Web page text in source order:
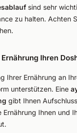
sind sehr
zu halten. Achten
Ihren
Ihrer Ernährung an
unterstützen. Eine
gibt Ihnen
Ernährung Ihnen und